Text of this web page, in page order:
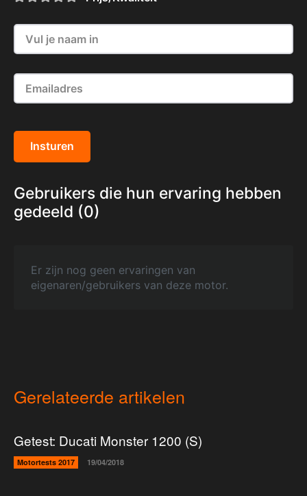
Insturen
Gebruikers die hun ervaring hebben
gedeeld (0)
Er zijn nog geen ervaringen van
eigenaren/gebruikers van deze motor.
Gerelateerde artikelen
Getest: Ducati Monster 1200 (S)
Motortests 2017 19/04/2018